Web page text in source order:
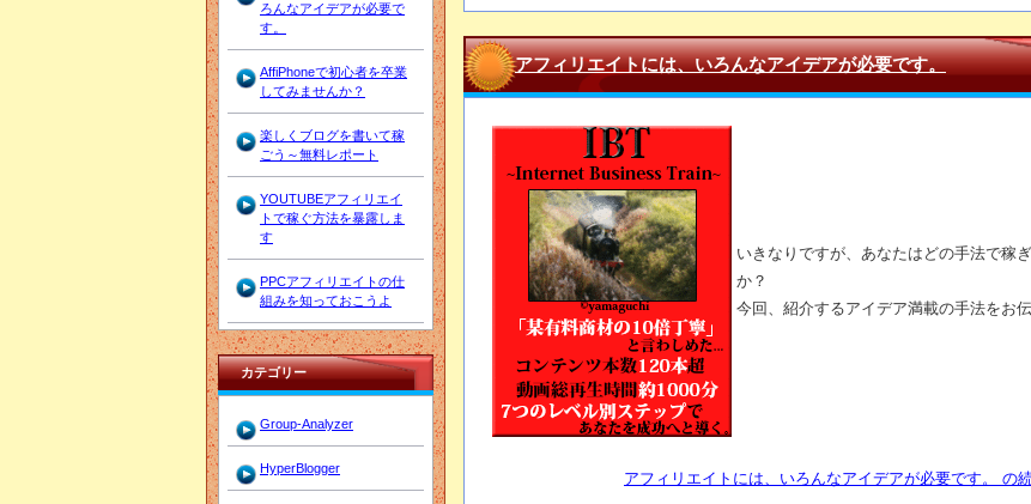
アフィリエイトには、いろんなアイデアが必要です。
いきなりですが、あなたはどの手法で稼
か？
今回、紹介するアイデア満載の手法をお伝
アフィリエイトには、いろんなアイデアが必要です。 の
ろんなアイデアが必要で
す。
AffiPhoneで初心者を卒業
してみませんか？
楽しくブログを書いて稼
ごう～無料レポート
YOUTUBEアフィリエイ
トで稼ぐ方法を暴露しま
す
PPCアフィリエイトの仕
組みを知っておこうよ
カテゴリー
Group-Analyzer
HyperBlogger